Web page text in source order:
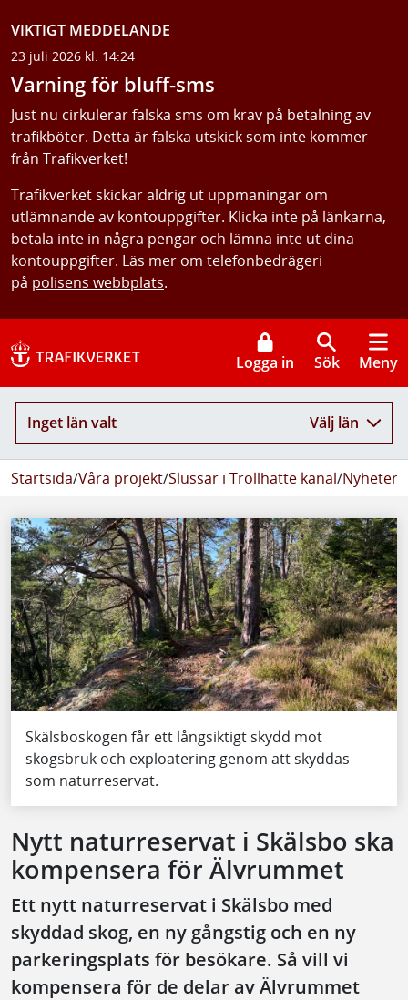
VIKTIGT MEDDELANDE
23 juli 2026 kl. 14:24
Varning för bluff-sms
Just nu cirkulerar falska sms om krav på betalning av
trafikböter. Detta är falska utskick som inte kommer
från Trafikverket!
Trafikverket skickar aldrig ut uppmaningar om
utlämnande av kontouppgifter. Klicka inte på länkarna,
betala inte in några pengar och lämna inte ut dina
kontouppgifter. Läs mer om telefonbedrägeri
på polisens webbplats.
Logga in Sök Meny
Inget län valt Välj län
Startsida/Våra projekt/Slussar i Trollhätte kanal/Nyheter
Skälsboskogen får ett långsiktigt skydd mot
skogsbruk och exploatering genom att skyddas
som naturreservat.
Nytt naturreservat i Skälsbo ska
kompensera för Älvrummet
Ett nytt naturreservat i Skälsbo med
skyddad skog, en ny gångstig och en ny
parkeringsplats för besökare. Så vill vi
kompensera för de delar av Älvrummet